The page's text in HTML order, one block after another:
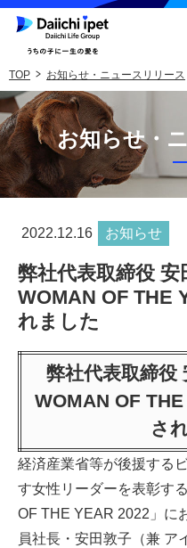
TOP お知らせ・ニュースリリース
お知らせ・
2022.12.16 お知らせ
弊社代表取締役
WOMAN OF THE
れました
弊社代表取締役
WOMAN OF
さ
経済産業省等が後援する
す女性リーダーを表彰す
OF THE YEAR 2022」に
員社長・安田敦子（兼 ア